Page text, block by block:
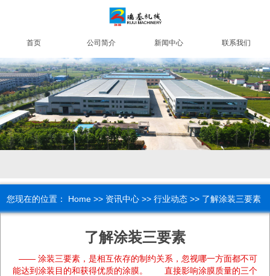
首页 公司简介 新闻中心 联系我们
您现在的位置： Home >> 资讯中心 >> 行业动态 >> 了解涂装三要素
了解涂装三要素
—— 涂装三要素，是相互依存的制约关系，忽视哪一方面都不可
能达到涂装目的和获得优质的涂膜。 直接影响涂膜质量的三个